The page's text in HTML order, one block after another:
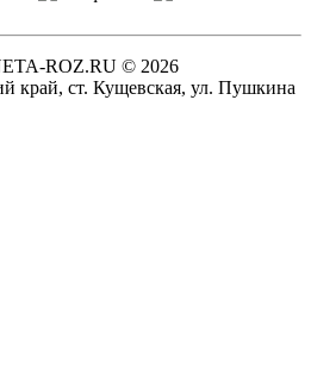
ROZ.RU © 2026
край, ст. Кущевская, ул. Пушкина